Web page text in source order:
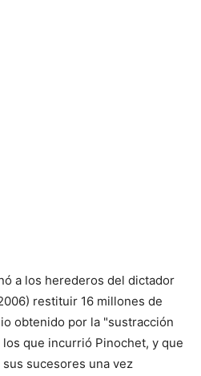
a los herederos del dictador
restituir 16 millones de
obtenido por la "sustracción
que incurrió Pinochet, y que
sucesores una vez